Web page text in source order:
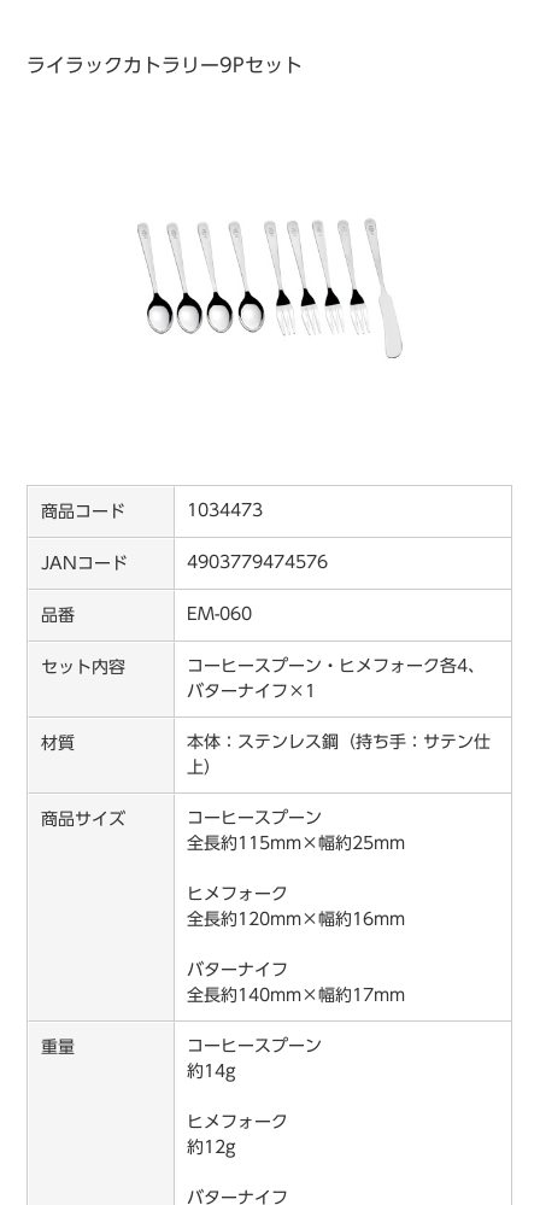
ライラックカトラリー9Pセット
商品コード 1034473
JANコード 4903779474576
品番 EM-060
セット内容
コーヒースプーン・ヒメフォーク各4、
バターナイフ×1
材質
本体：ステンレス鋼（持ち手：サテン仕
上）
商品サイズ
コーヒースプーン
全長約115mm×幅約25mm
ヒメフォーク
全長約120mm×幅約16mm
バターナイフ
全長約140mm×幅約17mm
重量
コーヒースプーン
約14g
ヒメフォーク
約12g
バターナイフ